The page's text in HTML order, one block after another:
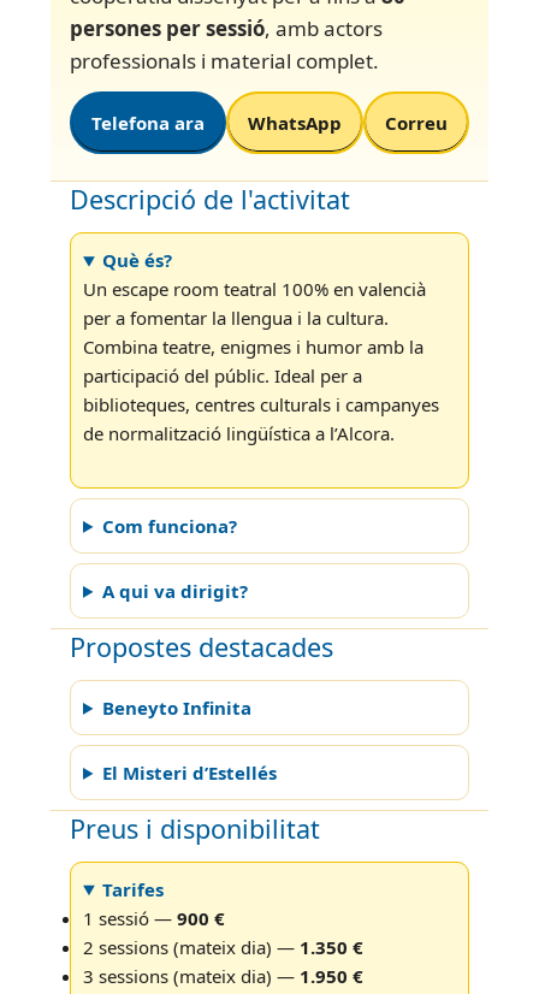
persones per sessió, amb actors
professionals i material complet.
Telefona ara WhatsApp Correu
Descripció de l'activitat
Què és?
Un escape room teatral 100% en valencià
per a fomentar la llengua i la cultura.
Combina teatre, enigmes i humor amb la
participació del públic. Ideal per a
biblioteques, centres culturals i campanyes
de normalització lingüística a l’Alcora.
Com funciona?
A qui va dirigit?
Propostes destacades
Beneyto Infinita
El Misteri d’Estellés
Preus i disponibilitat
Tarifes
1 sessió — 900 €
2 sessions (mateix dia) — 1.350 €
3 sessions (mateix dia) — 1.950 €